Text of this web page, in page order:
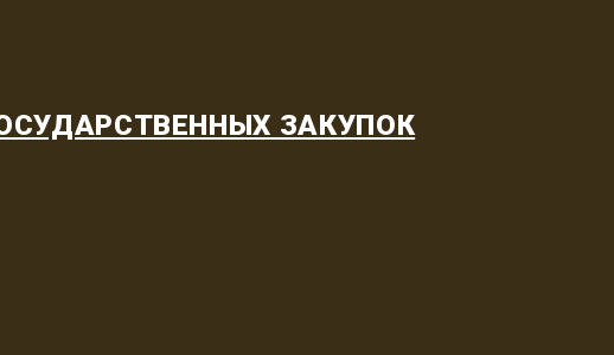
ЗАКУПОК